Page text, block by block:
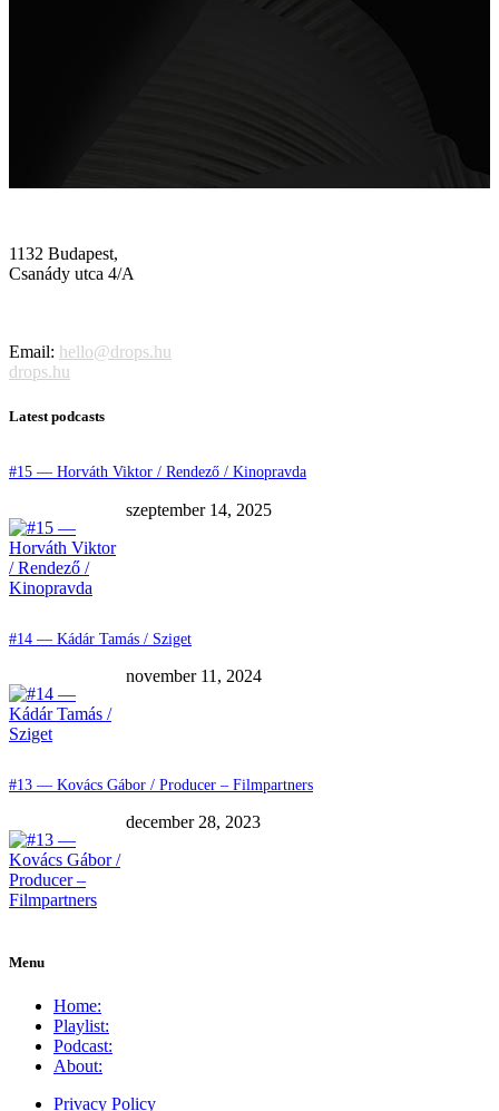
1132 Budapest,
Csanády utca 4/A
Email: hello@drops.hu
drops.hu
Latest podcasts
#15 — Horváth Viktor / Rendező / Kinopravda
szeptember 14, 2025
#14 — Kádár Tamás / Sziget
november 11, 2024
#13 — Kovács Gábor / Producer – Filmpartners
december 28, 2023
Menu
Home:
Playlist:
Podcast:
About:
Privacy Policy